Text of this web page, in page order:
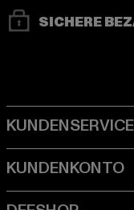
SICHERE